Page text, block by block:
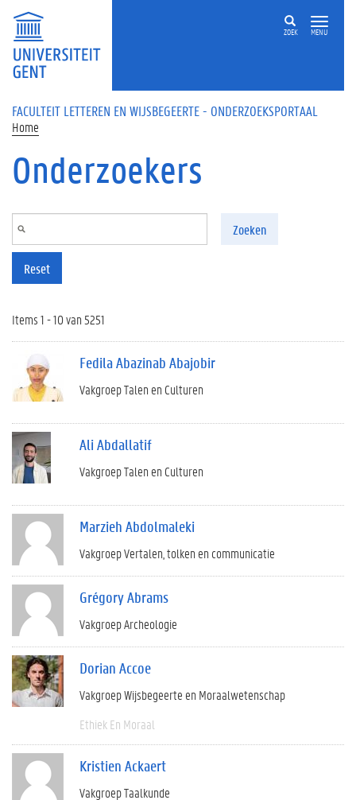
Overslaan en naar de inhoud gaan
ZOEK MENU
FACULTEIT LETTEREN EN WIJSBEGEERTE - ONDERZOEKSPORTAAL
Home
Onderzoekers
Zoeken
Reset
Items 1 - 10 van 5251
Fedila Abazinab Abajobir
Vakgroep Talen en Culturen
Ali Abdallatif
Vakgroep Talen en Culturen
Marzieh Abdolmaleki
Vakgroep Vertalen, tolken en communicatie
Grégory Abrams
Vakgroep Archeologie
Dorian Accoe
Vakgroep Wijsbegeerte en Moraalwetenschap
Ethiek En Moraal
Kristien Ackaert
Vakgroep Taalkunde